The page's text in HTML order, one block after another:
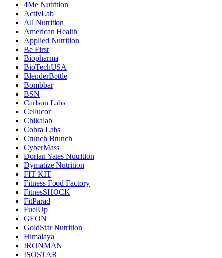
4Me Nutrition
ActivLab
All Nutrition
American Health
Applied Nutrition
Be First
Biopharma
BioTechUSA
BlenderBottle
Bombbar
BSN
Carlson Labs
Cellucor
Chikalab
Cobra Labs
Crunch Brunch
CyberMass
Dorian Yates Nutrition
Dymatize Nutrition
FIT KIT
Fitness Food Factory
FitnesSHOCK
FitParad
FuelUp
GEON
GoldStar Nutrition
Himalaya
IRONMAN
ISOSTAR